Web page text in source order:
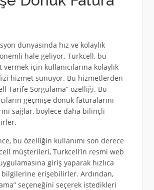
dünyasında hız ve kolaylık
hale geliyor. Turkcell, bu
için kullanıcılarına kolaylık
hizmet sunuyor. Bu hizmetlerden
Tarife Sorgulama” özelliği. Bu
geçmişe dönük faturalarını
sağlar, böylece daha bilinçli
bu özelliğin kullanımı son derece
müşterileri, Turkcell’in resmi web
giriş yaparak hızlıca
erişebilirler. Ardından,
seçeneğini seçerek istedikleri